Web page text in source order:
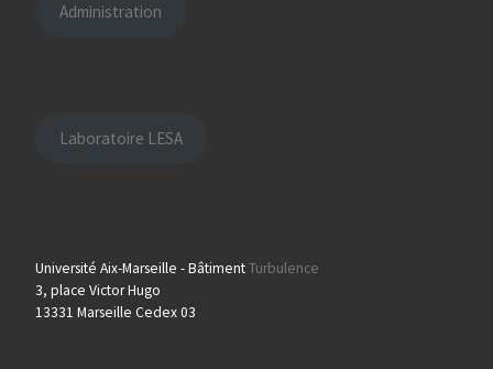
Administration
Laboratoire LESA
Université Aix-Marseille - BâtimentTurbulence
3, place Victor Hugo
13331 Marseille Cedex 03